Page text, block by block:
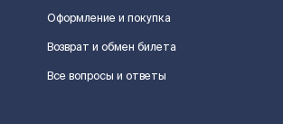
Оформление и покупка
Возврат и обмен билета
Все вопросы и ответы